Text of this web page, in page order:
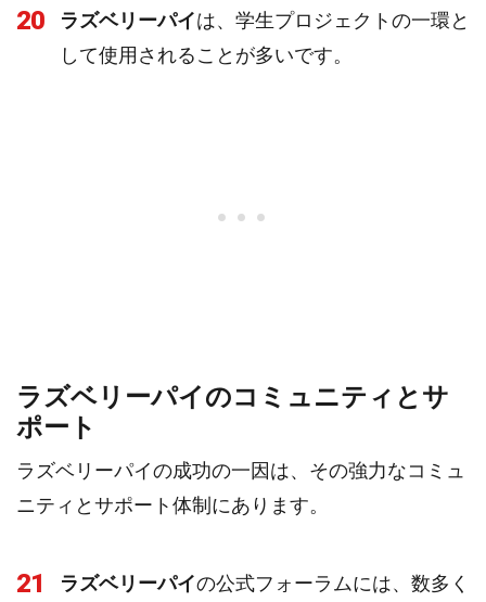
20 ラズベリーパイは、学生プロジェクトの一環と
して使用されることが多いです。
ラズベリーパイのコミュニティとサ
ポート
ラズベリーパイの成功の一因は、その強力なコミュ
ニティとサポート体制にあります。
21 ラズベリーパイの公式フォーラムには、数多く